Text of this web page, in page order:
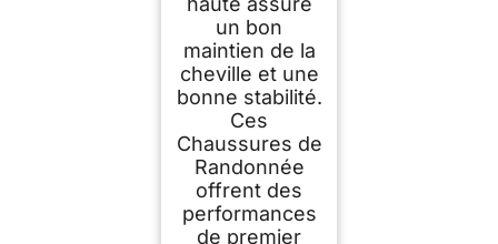
un bon
maintien de la
cheville et une
bonne stabilité.
Ces
Chaussures de
Randonnée
offrent des
performances
de premier